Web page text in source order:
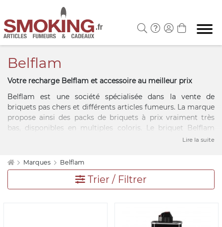
Belflam
Votre recharge Belflam et accessoire au meilleur prix
Belflam est une société spécialisée dans la vente de
briquets pas chers et différents articles fumeurs. La marque
propose ainsi des packs de briquets à prix vraiment très
bas, disponibles en multiples coloris. Le briquet Belflam
n'est plus à présenter, il est un briquet jetable devenu
gaz facilement grâce aux articles de la marque. Elle est en
effet, spécialisée dans la commercialisation de bouteille de
gaz pour briquet pas cher. Les aficionados ne resteront pas
sur le carreau, puisque du coupe cigare à petits prix est
Lire la suite
Marques Belflam
Trier / Filtrer